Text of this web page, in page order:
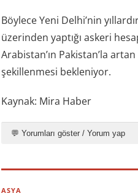
Böylece Yeni Delhi’nin
üzerinden yaptığı askeri
Arabistan’ın Pakistan’la
şekillenmesi bekleniyor.
Kaynak: Mira Haber
💬 Yorumları göster / Yorum yap
ASYA